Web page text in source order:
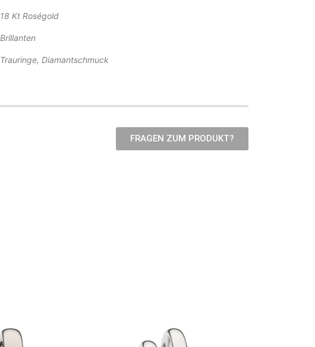
18 Kt Roségold
Brillanten
Trauringe, Diamantschmuck
FRAGEN ZUM PRODUKT?